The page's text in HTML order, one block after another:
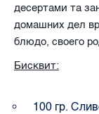
десертами та
домашних дел
блюдо, своего
Бисквит:
100 гр.